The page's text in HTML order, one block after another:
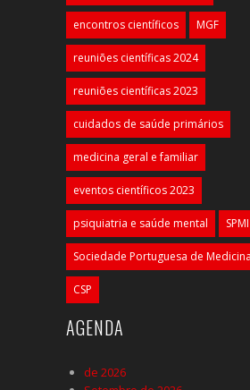
encontros científicos MGF
reuniões científicas 2024
reuniões científicas 2023
cuidados de saúde primários
medicina geral e familiar
eventos científicos 2023
psiquiatria e saúde mental SPMI
Sociedade Portuguesa de
CSP
AGENDA
de 2026